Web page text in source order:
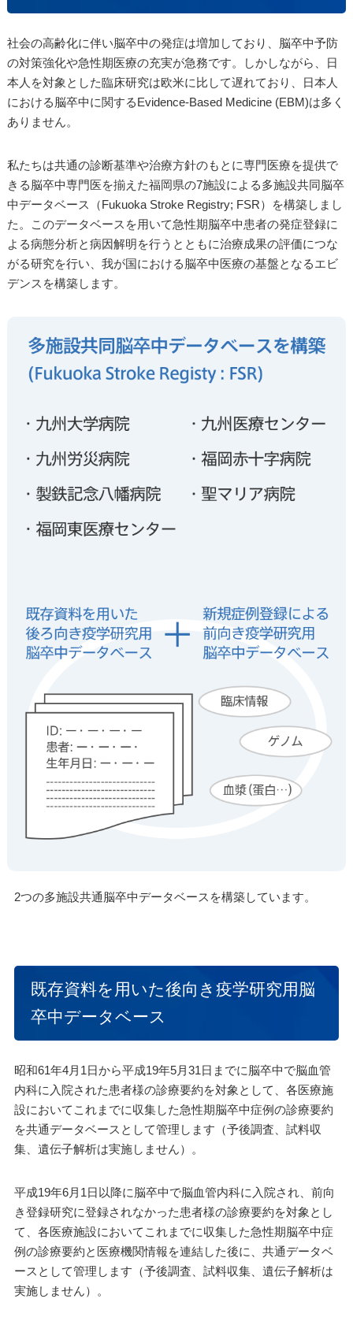
社会の高齢化に伴い脳卒中の発症は増加しており、脳卒中予防
の対策強化や急性期医療の充実が急務です。しかしながら、日
本人を対象とした臨床研究は欧米に比して遅れており、日本人
における脳卒中に関するEvidence-Based Medicine (EBM)は多く
ありません。
私たちは共通の診断基準や治療方針のもとに専門医療を提供で
きる脳卒中専門医を揃えた福岡県の7施設による多施設共同脳卒
中データベース（Fukuoka Stroke Registry; FSR）を構築しまし
た。このデータベースを用いて急性期脳卒中患者の発症登録に
よる病態分析と病因解明を行うとともに治療成果の評価につな
がる研究を行い、我が国における脳卒中医療の基盤となるエビ
デンスを構築します。
2つの多施設共通脳卒中データベースを構築しています。
既存資料を用いた後向き疫学研究用脳
卒中データベース
昭和61年4月1日から平成19年5月31日までに脳卒中で脳血管
内科に入院された患者様の診療要約を対象として、各医療施
設においてこれまでに収集した急性期脳卒中症例の診療要約
を共通データベースとして管理します（予後調査、試料収
集、遺伝子解析は実施しません）。
平成19年6月1日以降に脳卒中で脳血管内科に入院され、前向
き登録研究に登録されなかった患者様の診療要約を対象とし
て、各医療施設においてこれまでに収集した急性期脳卒中症
例の診療要約と医療機関情報を連結した後に、共通データベ
ースとして管理します（予後調査、試料収集、遺伝子解析は
実施しません）。